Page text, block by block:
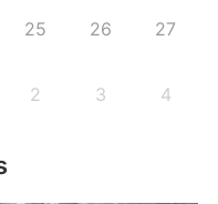
25 26 27
2 3 4